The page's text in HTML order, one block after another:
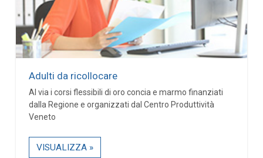
Adulti da ricollocare
Al via i corsi flessibili di oro concia e marmo finanziati
dalla Regione e organizzati dal Centro Produttività
Veneto
VISUALIZZA »